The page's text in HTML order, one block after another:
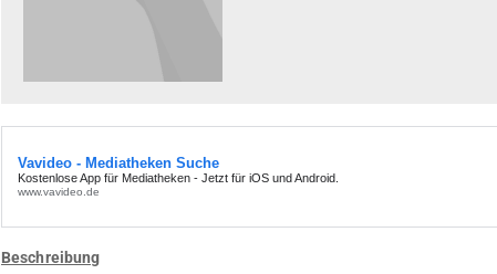
Beschreibung